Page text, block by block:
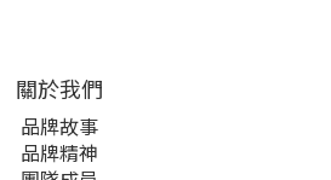
關於我們
品牌故事
品牌精神